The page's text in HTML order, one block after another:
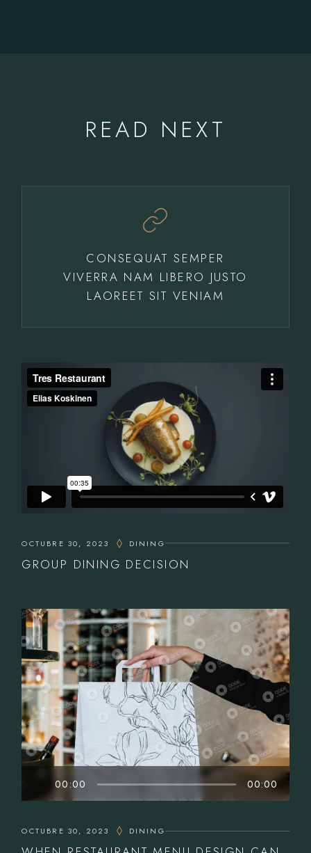
READ NEXT
CONSEQUAT SEMPER
VIVERRA NAM LIBERO JUSTO
LAOREET SIT VENIAM
OCTUBRE 30, 2023 DINING
GROUP DINING DECISION
00:00 00:00
OCTUBRE 30, 2023 DINING